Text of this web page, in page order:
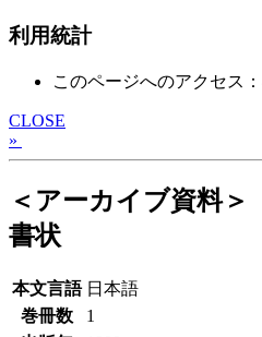
利用統計
このページへのアクセス：
CLOSE
»
＜アーカイブ資料＞
書状
本文言語 日本語
巻冊数
1